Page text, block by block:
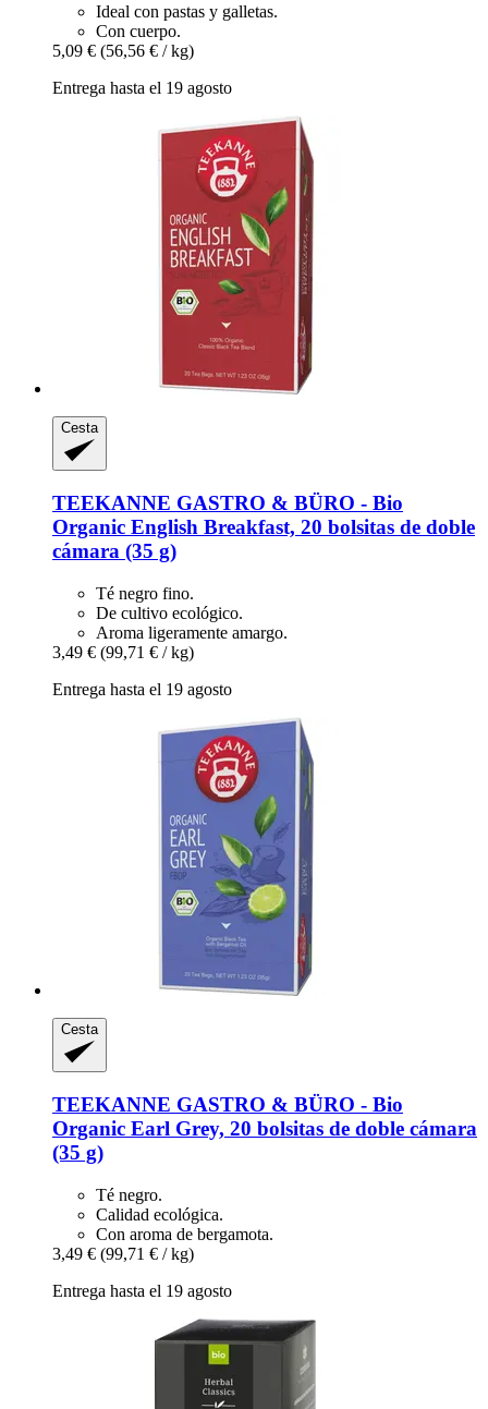
Ideal con pastas y galletas.
Con cuerpo.
5,09 € (56,56 € / kg)
Entrega hasta el 19 agosto
Cesta
TEEKANNE GASTRO & BÜRO -​ Bio
Organic English Breakfast, 20 bolsitas de doble
cámara (35 g)
Té negro fino.
De cultivo ecológico.
Aroma ligeramente amargo.
3,49 € (99,71 € / kg)
Entrega hasta el 19 agosto
Cesta
TEEKANNE GASTRO & BÜRO -​ Bio
Organic Earl Grey, 20 bolsitas de doble cámara
(35 g)
Té negro.
Calidad ecológica.
Con aroma de bergamota.
3,49 € (99,71 € / kg)
Entrega hasta el 19 agosto